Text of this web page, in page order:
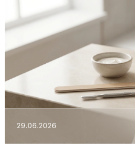
29.06.2026